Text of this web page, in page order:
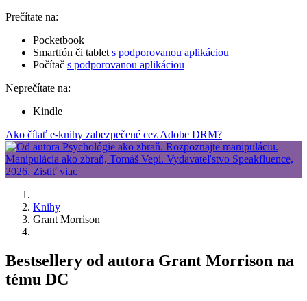
Prečítate na:
Pocketbook
Smartfón či tablet s podporovanou aplikáciou
Počítač s podporovanou aplikáciou
Neprečítate na:
Kindle
Ako čítať e-knihy zabezpečené cez Adobe DRM?
Knihy
Grant Morrison
Bestsellery od autora Grant Morrison na
tému DC